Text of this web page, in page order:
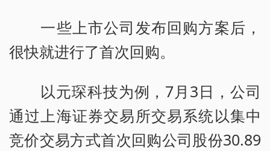
一些上市公司发布回购方案后，
很快就进行了首次回购。
以元琛科技为例，7月3日，公司
通过上海证券交易所交易系统以集中
竞价交易方式首次回购公司股份30.89